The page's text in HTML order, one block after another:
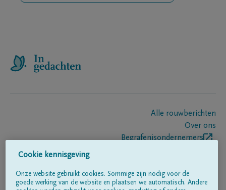
Alle rouwberichten
Over ons
Begrafenisondernemers
Volg ons op
Cookie kennisgeving
Onze website gebruikt cookies. Sommige zijn nodig voor de
goede werking van de website en plaatsen we automatisch. Andere